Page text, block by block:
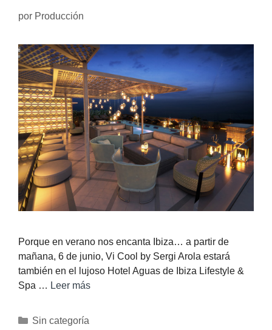
por Producción
Porque en verano nos encanta Ibiza… a partir de
mañana, 6 de junio, Vi Cool by Sergi Arola estará
también en el lujoso Hotel Aguas de Ibiza Lifestyle &
Spa … Leer más
Sin categoría